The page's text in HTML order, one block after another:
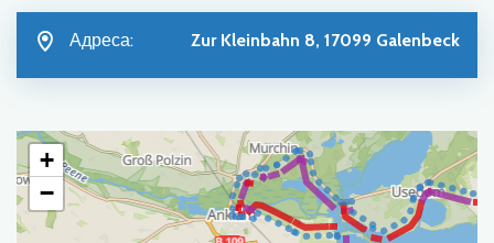
Адреса: Zur Kleinbahn 8, 17099 Galenbeck
+
−